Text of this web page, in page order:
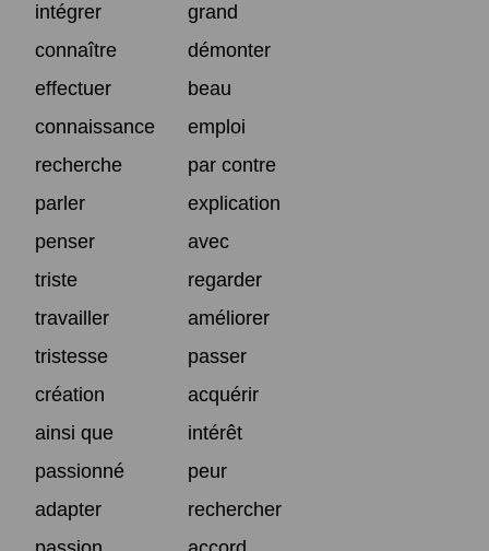
intégrer
grand
connaître
démonter
effectuer
beau
connaissance
emploi
recherche
par contre
parler
explication
penser
avec
triste
regarder
travailler
améliorer
tristesse
passer
création
acquérir
ainsi que
intérêt
passionné
peur
adapter
rechercher